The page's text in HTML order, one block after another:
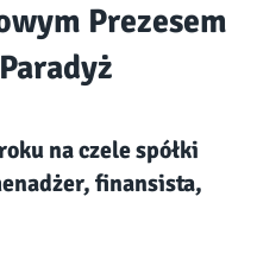
Prezesem
na czele spółki
finansista,